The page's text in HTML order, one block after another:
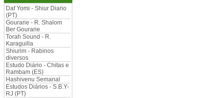
Daf Yomi - Shiur Diario
(PT)
Gourarie - R. Shalom
Ber Gourarie
Torah Sound - R.
Karaguilla
Shiurim - Rabinos
diversos
Estudo Diário - Chitas e
Rambam (ES)
Hashivenu Semanal
Estudos Diários - S.B.Y-
RJ (PT)